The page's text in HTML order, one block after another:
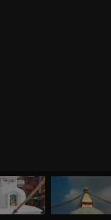
ЙОГА СЕМИНАРЫ